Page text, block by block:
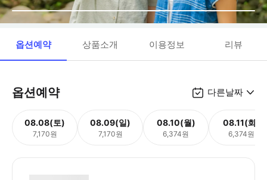
옵션예약 상품소개 이용정보 리뷰
옵션예약 다른날짜
08.08(토)
7,170원
08.09(일)
7,170원
08.10(월)
6,374원
08.11(화)
6,374원